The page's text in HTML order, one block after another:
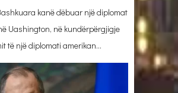
kanë dëbuar një diplomat
Uashington, në kundërpërgjigje
të një diplomati amerikan…